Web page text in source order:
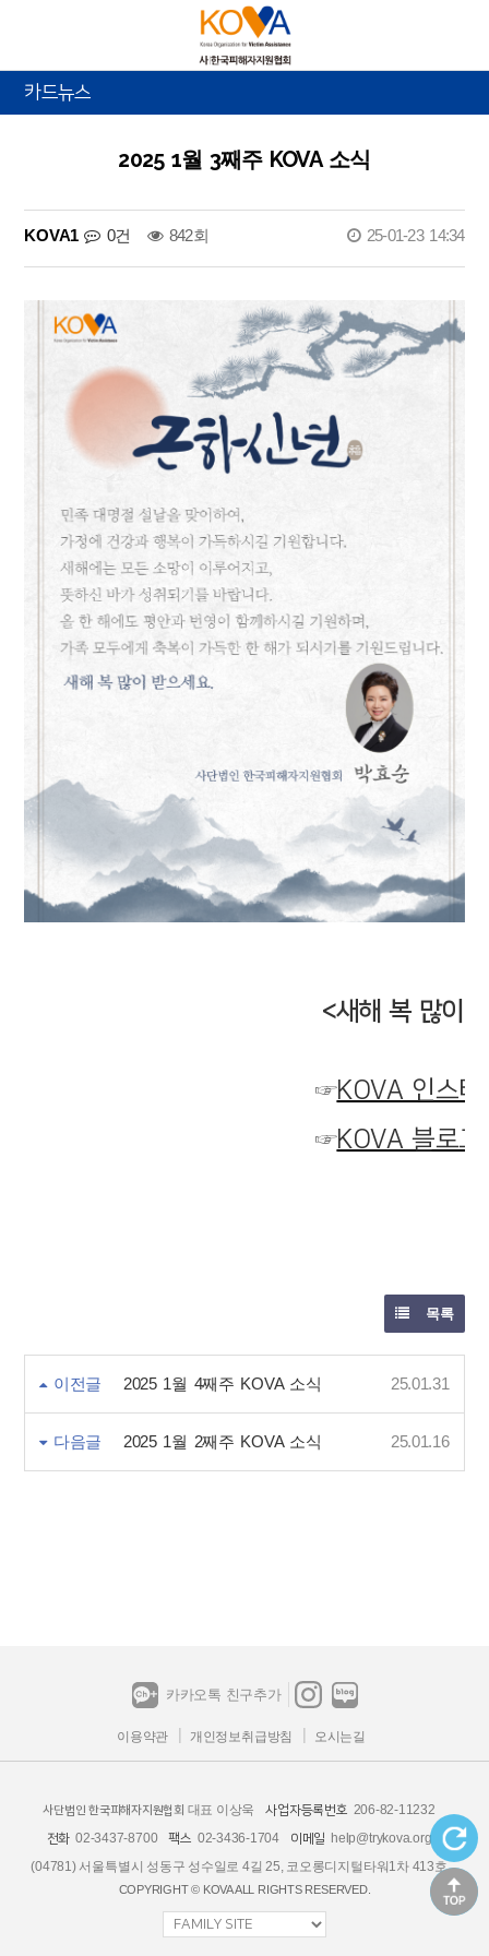
카드뉴스
2025 1월 3째주 KOVA 소식
KOVA1 0건 842회 25-01-23 14:34
<새해 복 많이
☞KOVA 인스타
☞KOVA 블로그
목록
이전글 2025 1월 4째주 KOVA 소식 25.01.31
다음글 2025 1월 2째주 KOVA 소식 25.01.16
카카오톡 친구추가
이용약관 개인정보취급방침 오시는길
사단법인 한국피해자지원협회 대표 이상욱 사업자등록번호 206-82-11232
전화 02-3437-8700 팩스 02-3436-1704 이메일
help@trykova.org
(04781) 서울특별시 성동구 성수일로 4길 25, 코오롱디지털타워1차 413호
COPYRIGHT © KOVA ALL RIGHTS RESERVED.